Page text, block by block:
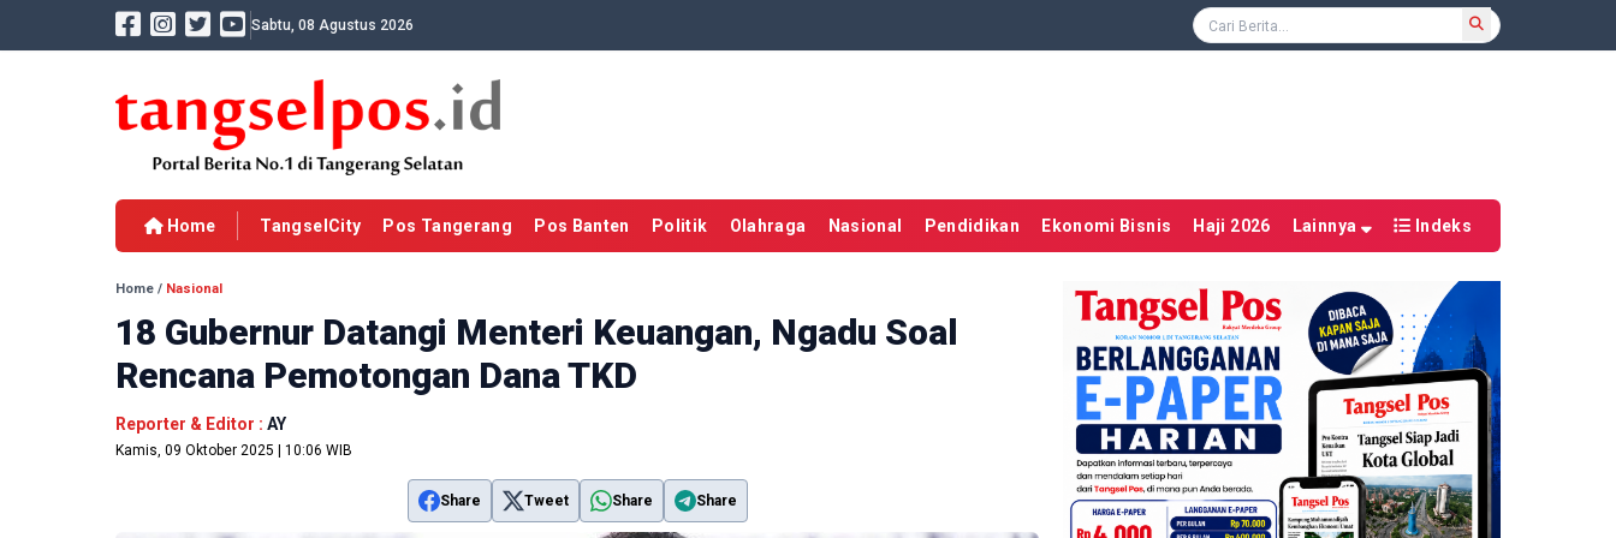
Sabtu, 08 Agustus 2026
Home TangselCity Pos Tangerang Pos Banten Politik Olahraga Nasional Pendidikan Ekonomi Bisnis Haji 2026 Lainnya Indeks
Home / Nasional
18 Gubernur Datangi Menteri Keuangan, Ngadu Soal
Rencana Pemotongan Dana TKD
Reporter & Editor : AY
Kamis, 09 Oktober 2025 | 10:06 WIB
Share Tweet Share Share